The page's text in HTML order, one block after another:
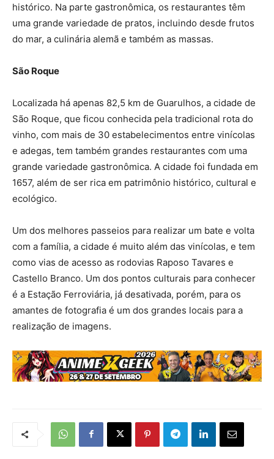
histórico. Na parte gastronômica, os restaurantes têm
uma grande variedade de pratos, incluindo desde frutos
do mar, a culinária alemã e também as massas.
São Roque
Localizada há apenas 82,5 km de Guarulhos, a cidade de
São Roque, que ficou conhecida pela tradicional rota do
vinho, com mais de 30 estabelecimentos entre vinícolas
e adegas, tem também grandes restaurantes com uma
grande variedade gastronômica. A cidade foi fundada em
1657, além de ser rica em patrimônio histórico, cultural e
ecológico.
Um dos melhores passeios para realizar um bate e volta
com a família, a cidade é muito além das vinícolas, e tem
como vias de acesso as rodovias Raposo Tavares e
Castello Branco. Um dos pontos culturais para conhecer
é a Estação Ferroviária, já desativada, porém, para os
amantes de fotografia é um dos grandes locais para a
realização de imagens.